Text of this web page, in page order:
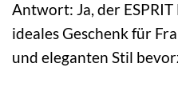
Antwort: Ja, der
ideales Geschenk für
und eleganten Stil